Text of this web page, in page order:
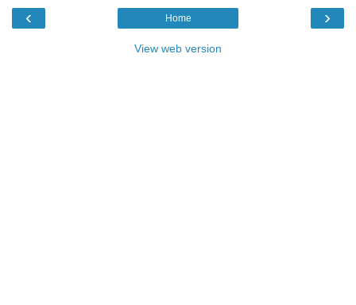
‹ ›
Home
View web version